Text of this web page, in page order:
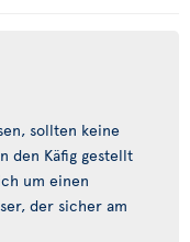
sollten keine
den Käfig gestellt
um einen
der sicher am